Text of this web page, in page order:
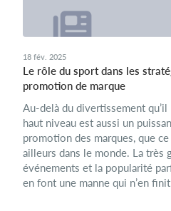
18 fév. 2025
Le rôle du sport dans les
promotion de marque
Au-delà du divertissement
haut niveau est aussi un
promotion des marques, que
ailleurs dans le monde. La très
événements et la popularité
en font une manne qui n’en